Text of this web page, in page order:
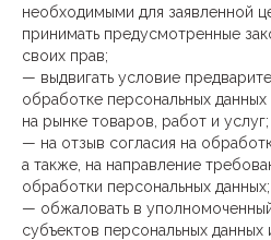
необходимыми для заявленной
принимать предусмотренные
своих прав;
— выдвигать условие
обработке персональных
на рынке товаров, работ и услуг;
— на отзыв согласия на
а также, на направление
обработки персональных данных;
— обжаловать в
субъектов персональных